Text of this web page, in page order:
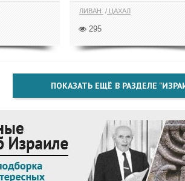
ЛИВАН ЦАХАЛ
295
ПОКАЗАТЬ ЕЩЁ В РАЗДЕЛЕ